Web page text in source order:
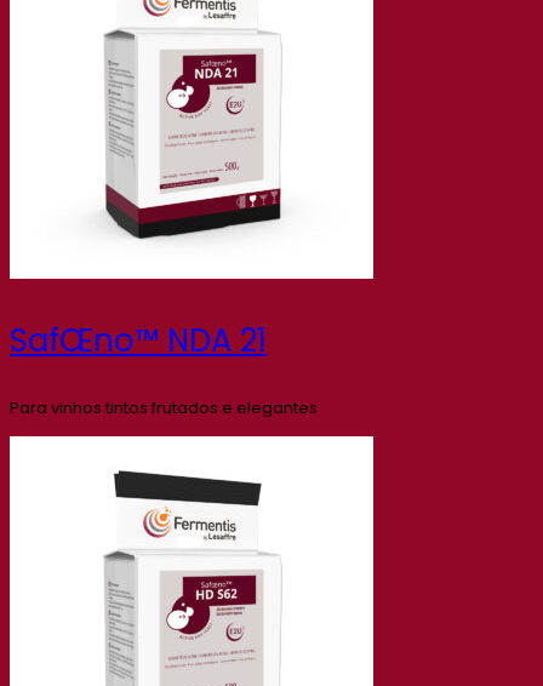
SafŒno™ NDA 21
Para vinhos tintos frutados e elegantes